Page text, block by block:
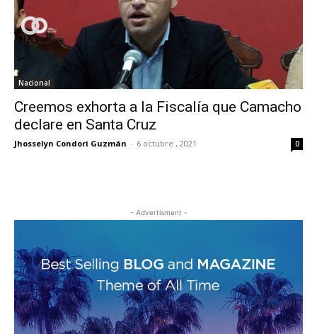
Nacional
Creemos exhorta a la Fiscalía que Camacho
declare en Santa Cruz
Jhosselyn Condori Guzmán - 6 octubre , 2021 0
- Advertisment -